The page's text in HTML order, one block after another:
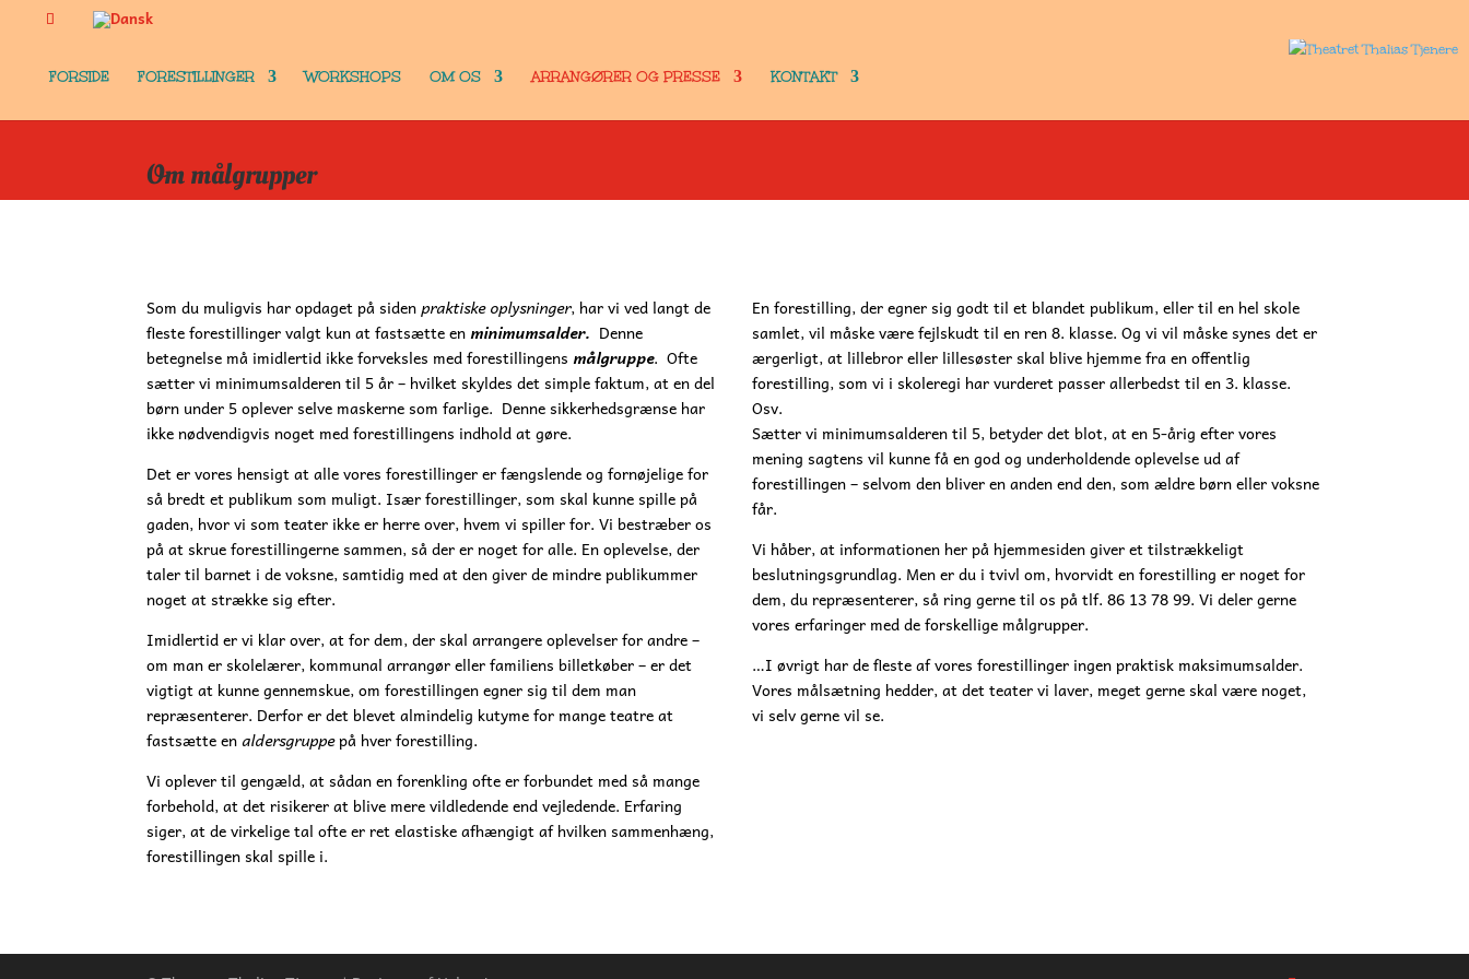
FORSIDE FORESTILLINGER WORKSHOPS OM OS ARRANGØRER OG PRESSE KONTAKT
Om målgrupper
Som du muligvis har opdaget på sidenpraktiske oplysninger, har vi ved langt de
fleste forestillinger valgt kun at fastsætte enminimumsalder. Denne
betegnelse må imidlertid ikke forveksles med forestillingensmålgruppe. Ofte
sætter vi minimumsalderen til 5 år – hvilket skyldes det simple faktum, at en del
børn under 5 oplever selve maskerne som farlige. Denne sikkerhedsgrænse har
ikke nødvendigvis noget med forestillingens indhold at gøre.
Det er vores hensigt at alle vores forestillinger er fængslende og fornøjelige for
så bredt et publikum som muligt. Især forestillinger, som skal kunne spille på
gaden, hvor vi som teater ikke er herre over, hvem vi spiller for. Vi bestræber os
på at skrue forestillingerne sammen, så der er noget for alle. En oplevelse, der
taler til barnet i de voksne, samtidig med at den giver de mindre publikummer
noget at strække sig efter.
Imidlertid er vi klar over, at for dem, der skal arrangere oplevelser for andre –
om man er skolelærer, kommunal arrangør eller familiens billetkøber – er det
vigtigt at kunne gennemskue, om forestillingen egner sig til dem man
repræsenterer. Derfor er det blevet almindelig kutyme for mange teatre at
fastsætte en aldersgruppepå hver forestilling.
Vi oplever til gengæld, at sådan en forenkling ofte er forbundet med så mange
forbehold, at det risikerer at blive mere vildledende end vejledende. Erfaring
siger, at de virkelige tal ofte er ret elastiske afhængigt af hvilken sammenhæng,
forestillingen skal spille i.
En forestilling, der egner sig godt til et blandet publikum, eller til en hel skole
samlet, vil måske være fejlskudt til en ren 8. klasse. Og vi vil måske synes det er
ærgerligt, at lillebror eller lillesøster skal blive hjemme fra en offentlig
forestilling, som vi i skoleregi har vurderet passer allerbedst til en 3. klasse.
Osv.
Sætter vi minimumsalderen til 5, betyder det blot, at en 5-årig efter vores
mening sagtens vil kunne få en god og underholdende oplevelse ud af
forestillingen – selvom den bliver en anden end den, som ældre børn eller voksne
får.
Vi håber, at informationen her på hjemmesiden giver et tilstrækkeligt
beslutningsgrundlag. Men er du i tvivl om, hvorvidt en forestilling er noget for
dem, du repræsenterer, så ring gerne til os på tlf. 86 13 78 99. Vi deler gerne
vores erfaringer med de forskellige målgrupper.
…I øvrigt har de fleste af vores forestillinger ingen praktisk maksimumsalder.
Vores målsætning hedder, at det teater vi laver, meget gerne skal være noget,
vi selv gerne vil se.